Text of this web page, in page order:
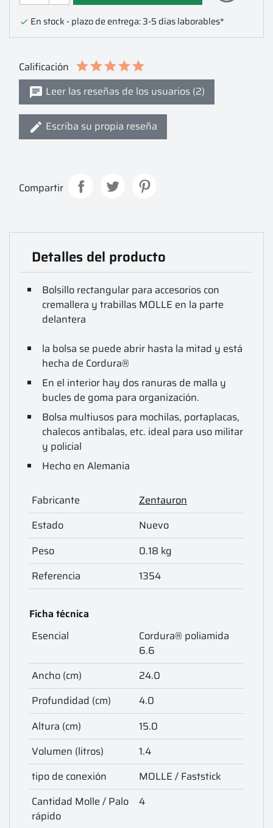
 En stock - plazo de entrega: 3-5 días laborables*
Calificación
Leer las reseñas de los usuarios (2)
Escriba su propia reseña
Compartir
Detalles del producto
Bolsillo rectangular para accesorios con
cremallera y trabillas MOLLE en la parte
delantera
la bolsa se puede abrir hasta la mitad y está
hecha de Cordura®
En el interior hay dos ranuras de malla y
bucles de goma para organización.
Bolsa multiusos para mochilas, portaplacas,
chalecos antibalas, etc. ideal para uso militar
y policial
Hecho en Alemania
Fabricante
Zentauron
Estado
Nuevo
Peso
0.18 kg
Referencia
1354
Ficha técnica
Esencial
Cordura® poliamida
6.6
Ancho (cm)
24.0
Profundidad (cm)
4.0
Altura (cm)
15.0
Volumen (litros)
1.4
tipo de conexión
MOLLE / Faststick
Cantidad Molle / Palo
rápido
4